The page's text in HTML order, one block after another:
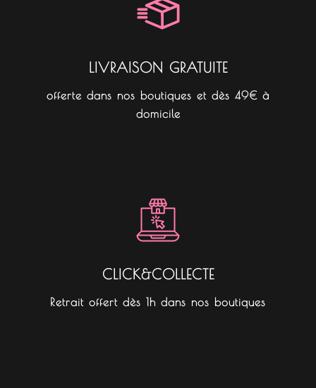
a
m
LIVRAISON GRATUITE
offerte dans nos boutiques et dès 49€ à
domicile
CLICK&COLLECTE
Retrait offert dès 1h dans nos boutiques